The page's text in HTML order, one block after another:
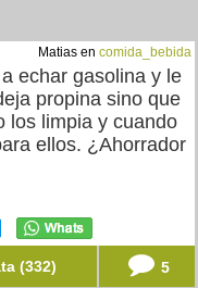
Matias en comida_bebida
echar gasolina y le
propina sino que
los limpia y cuando
ellos. ¿Ahorrador
(332) 5